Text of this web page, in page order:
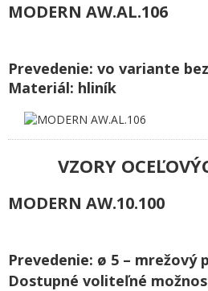
MODERN AW.AL.106
Prevedenie: vo variante
Materiál: hliník
VZORY
MODERN AW.10.100
Prevedenie: ø 5 – mrežový
Dostupné voliteľné